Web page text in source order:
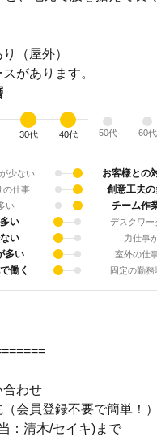
（屋外）
があります。
30代 40代 50代 60代
少ない お客様との
の仕事 創意工夫
い
チーム作
い
デスクワー
い 力仕事
多い 室外の仕
働く 固定の勤務
わせ
会員登録不要で簡単！）
：清木/セイキ)まで